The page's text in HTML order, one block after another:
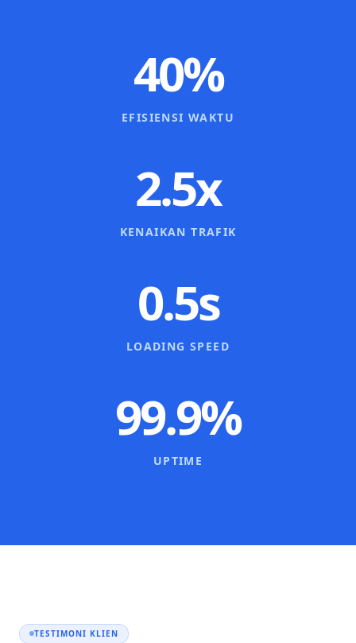
40%
EFISIENSI WAKTU
2.5x
KENAIKAN TRAFIK
0.5s
LOADING SPEED
99.9%
UPTIME
TESTIMONI KLIEN